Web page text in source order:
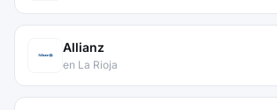
Allianz
en La Rioja